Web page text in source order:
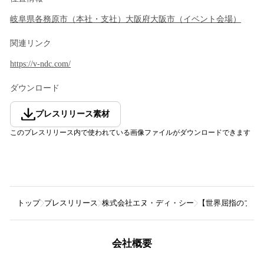
岐阜県各務原市 （本社・支社 ） 大阪府大阪市 （ イベント会場）
関連リンク
https://v-ndc.com/
ダウンロード
プレスリリース素材
このプレスリリース内で使われている画像ファイルがダウンロードできます
トップ プレスリリース 株式会社エヌ・ディ・シー 【世界屈指のプ
会社概要